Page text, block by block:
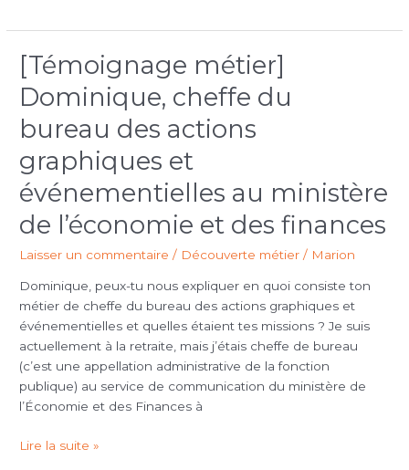
[Témoignage métier]
Dominique, cheffe du
bureau des actions
graphiques et
événementielles au ministère
de l’économie et des finances
Laisser un commentaire / Découverte métier / Marion
Dominique, peux-tu nous expliquer en quoi consiste ton
métier de cheffe du bureau des actions graphiques et
événementielles et quelles étaient tes missions ? Je suis
actuellement à la retraite, mais j’étais cheffe de bureau
(c’est une appellation administrative de la fonction
publique) au service de communication du ministère de
l’Économie et des Finances à
[Témoignage
métier]
Dominique,
cheffe
du
bureau
des
actions
graphiques
événementielles
au
ministère
de
l’économie
et
des
finances
Lire la suite »